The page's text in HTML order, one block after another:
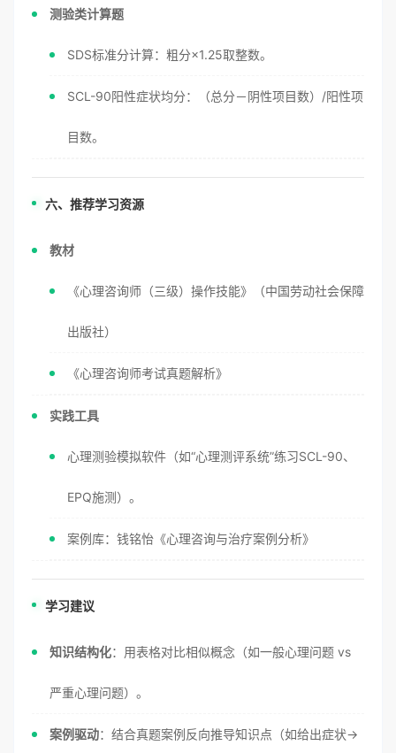
测验类计算题
SDS标准分计算：粗分×1.25取整数。
SCL-90阳性症状均分：（总分－阴性项目数）/阳性项
目数。
六、推荐学习资源
教材
《心理咨询师（三级）操作技能》（中国劳动社会保障
出版社）
《心理咨询师考试真题解析》
实践工具
心理测验模拟软件（如“心理测评系统”练习SCL-90、
EPQ施测）。
案例库：钱铭怡《心理咨询与治疗案例分析》
学习建议
知识结构化：用表格对比相似概念（如一般心理问题 vs
严重心理问题）。
案例驱动：结合真题案例反向推导知识点（如给出症状→